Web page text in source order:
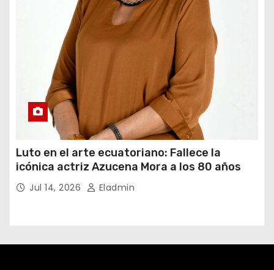
Luto en el arte ecuatoriano: Fallece la
icónica actriz Azucena Mora a los 80 años
Jul 14, 2026 Eladmin